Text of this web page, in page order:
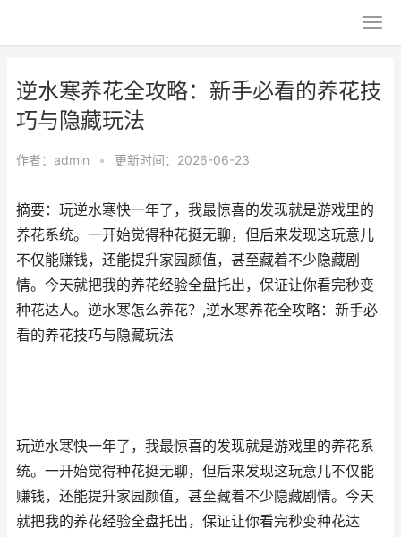
逆水寒养花全攻略：新手必看的养花技
巧与隐藏玩法
作者： admin • 更新时间：2026-06-23
摘要：玩逆水寒快一年了，我最惊喜的发现就是游戏里的
养花系统。一开始觉得种花挺无聊，但后来发现这玩意儿
不仅能赚钱，还能提升家园颜值，甚至藏着不少隐藏剧
情。今天就把我的养花经验全盘托出，保证让你看完秒变
种花达人。逆水寒怎么养花？,逆水寒养花全攻略：新手必
看的养花技巧与隐藏玩法
玩逆水寒快一年了，我最惊喜的发现就是游戏里的养花系
统。一开始觉得种花挺无聊，但后来发现这玩意儿不仅能
赚钱，还能提升家园颜值，甚至藏着不少隐藏剧情。今天
就把我的养花经验全盘托出，保证让你看完秒变种花达